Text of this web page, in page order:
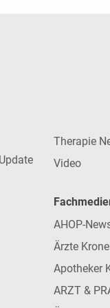
Therapie
Video
AHOP-
Ärzte Krone
Apotheker
ARZT &